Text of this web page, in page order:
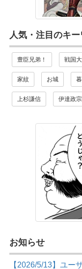
人気・注目のキ
豊臣兄弟！ 戦国
家紋 お城
上杉謙信 伊達政宗
お知らせ
【2026/5/13】ユー